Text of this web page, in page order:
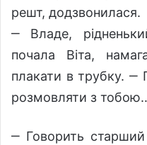
решт, додзвонилася.
‒ Владе,
почала Віта,
плакати в трубку. ‒
розмовляти з
‒ Говорить